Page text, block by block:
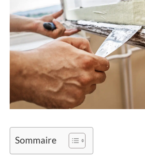
Sommaire